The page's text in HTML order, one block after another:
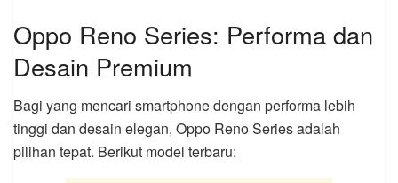
Oppo Reno Series: Performa dan
Desain Premium
Bagi yang mencari smartphone dengan performa lebih
tinggi dan desain elegan, Oppo Reno Series adalah
pilihan tepat. Berikut model terbaru: